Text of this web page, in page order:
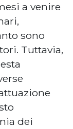
a venire
sono
Tuttavia,
dei